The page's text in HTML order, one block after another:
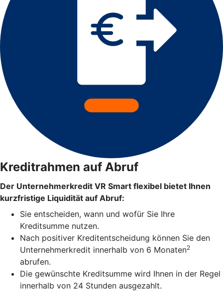
Kreditrahmen auf Abruf
Der Unternehmerkredit VR Smart flexibel bietet Ihnen
kurzfristige Liquidität auf Abruf:
Sie entscheiden, wann und wofür Sie Ihre
Kreditsumme nutzen.
Nach positiver Kreditentscheidung können Sie den
Unternehmerkredit innerhalb von 6 Monaten2
abrufen.
Die gewünschte Kreditsumme wird Ihnen in der Regel
innerhalb von 24 Stunden ausgezahlt.